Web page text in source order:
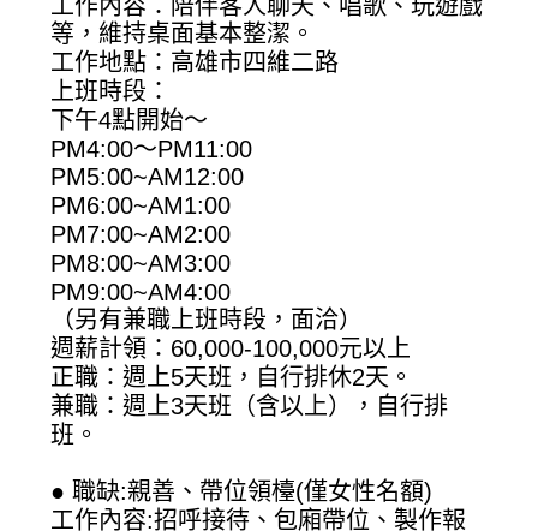
等，維持桌面基本整潔。
工作地點：高雄市四維二路
上班時段：
下午4點開始～
PM4:00～PM11:00
PM5:00~AM12:00
PM6:00~AM1:00
PM7:00~AM2:00
PM8:00~AM3:00
PM9:00~AM4:00
（另有兼職上班時段，面洽）
週薪計領：60,000-100,000元以上
正職：週上5天班，自行排休2天。
兼職：週上3天班（含以上），自行排
班。
● 職缺:親善、帶位領檯(僅女性名額)
工作內容:招呼接待、包廂帶位、製作報